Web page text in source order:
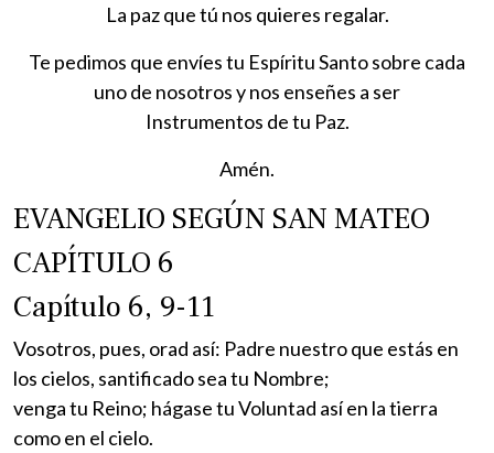
La paz que tú nos quieres regalar.
Te pedimos que envíes tu Espíritu Santo sobre cada
uno de nosotros y nos enseñes a ser
Instrumentos de tu Paz.
Amén.
EVANGELIO SEGÚN SAN MATEO
CAPÍTULO 6
Capítulo 6, 9-11
Vosotros, pues, orad así: Padre nuestro que estás en
los cielos, santificado sea tu Nombre;
venga tu Reino; hágase tu Voluntad así en la tierra
como en el cielo.